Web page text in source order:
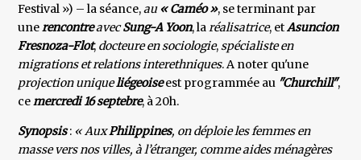
Festival ») – la séance,au « Caméo », se terminant par
unerencontreavecSung-A Yoon, laréalisatrice, etAsuncion
Fresnoza-Flot, docteure en sociologie,spécialiste en
migrations et relations interethniques. A noter qu'une
projection uniqueliégeoiseest programmée au "Churchill",
cemercredi 16 septebre, à 20h.
Synopsis: « AuxPhilippines, on déploie les femmes en
masse vers nos villes, à l’étranger, comme aides ménagères